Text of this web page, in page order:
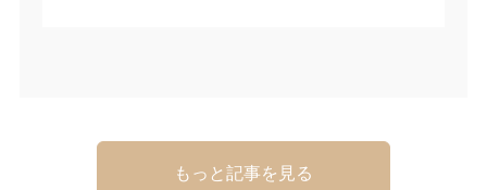
もっと記事を見る